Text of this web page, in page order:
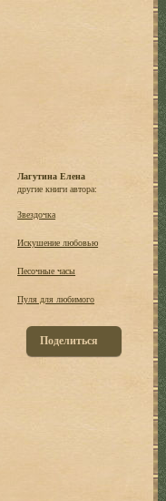
Лагутина Елена
другие книги автора:
Звездочка
Искушение любовью
Песочные часы
Пуля для любимого
Поделиться